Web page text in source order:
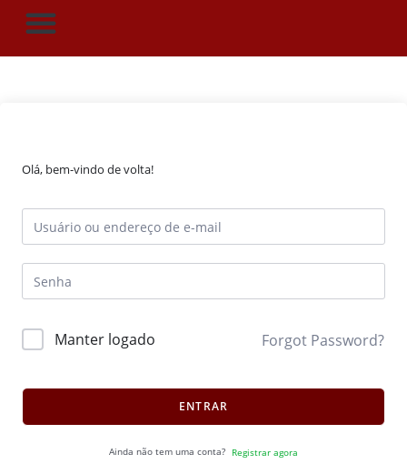
Olá, bem-vindo de volta!
Manter logado Forgot Password?
ENTRAR
Ainda não tem uma conta? Registrar agora